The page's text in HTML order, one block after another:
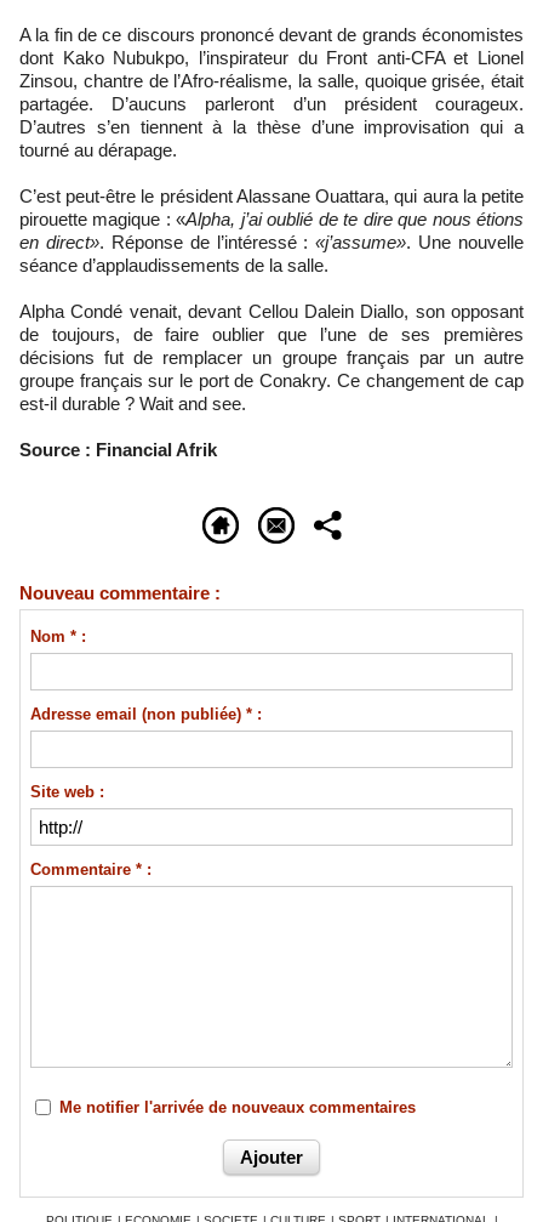
A la fin de ce discours prononcé devant de grands économistes
dont Kako Nubukpo, l’inspirateur du Front anti-CFA et Lionel
Zinsou, chantre de l’Afro-réalisme, la salle, quoique grisée, était
partagée. D’aucuns parleront d’un président courageux.
D’autres s’en tiennent à la thèse d’une improvisation qui a
tourné au dérapage.
C’est peut-être le président Alassane Ouattara, qui aura la petite
pirouette magique : «Alpha, j’ai oublié de te dire que nous étions
en direct». Réponse de l’intéressé :«j’assume». Une nouvelle
séance d’applaudissements de la salle.
Alpha Condé venait, devant Cellou Dalein Diallo, son opposant
de toujours, de faire oublier que l’une de ses premières
décisions fut de remplacer un groupe français par un autre
groupe français sur le port de Conakry. Ce changement de cap
est-il durable ? Wait and see.
Source : Financial Afrik
Nouveau commentaire :
Nom * :
Adresse email (non publiée) * :
Site web :
Commentaire * :
Me notifier l'arrivée de nouveaux commentaires